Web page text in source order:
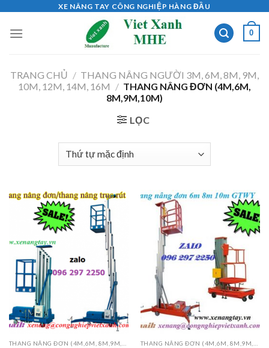
content
XE NÂNG TAY CÔNG NGHIỆP HÀNG ĐẦU
0
TRANG CHỦ / THANG NÂNG NGƯỜI 3M, 6M, 8M, 9M,
10M, 12M, 14M, 16M / THANG NÂNG ĐƠN (4M,6M,
8M,9M,10M)
LỌC